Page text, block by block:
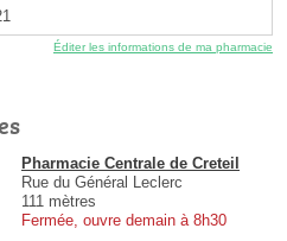
Éditer les informations de ma pharmacie
Pharmacie Centrale de Creteil
Rue du Général Leclerc
111 mètres
Fermée, ouvre demain à 8h30